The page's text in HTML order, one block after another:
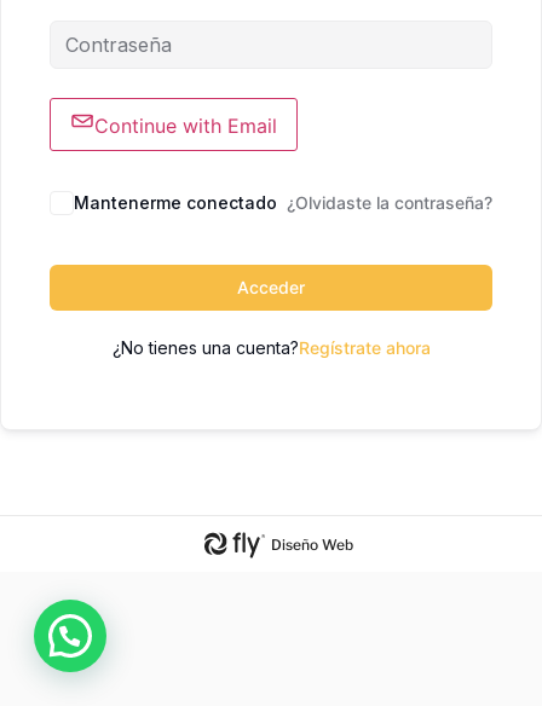
Continue with Email
Mantenerme conectado ¿Olvidaste la contraseña?
Acceder
¿No tienes una cuenta?Regístrate ahora
Diseño Web